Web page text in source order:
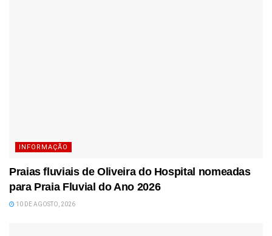
INFORMAÇÃO
Praias fluviais de Oliveira do Hospital nomeadas
para Praia Fluvial do Ano 2026
10 DE AGOSTO, 2026